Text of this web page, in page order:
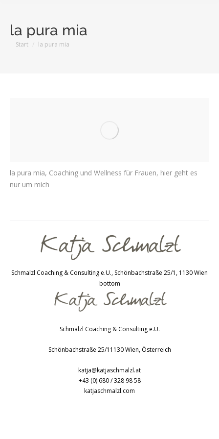
la pura mia
Sie befinden sich hier:
Start la pura mia
la pura mia, Coaching und Wellness für Frauen, hier geht es
nur um mich
Schmalzl Coaching & Consulting e.U., Schönbachstraße 25/1, 1130 Wien
bottom
Schmalzl Coaching & Consulting e.U.
Schönbachstraße 25/1 1130 Wien, Österreich
katja@katjaschmalzl.at
+43 (0) 680 / 328 98 58
katjaschmalzl.com